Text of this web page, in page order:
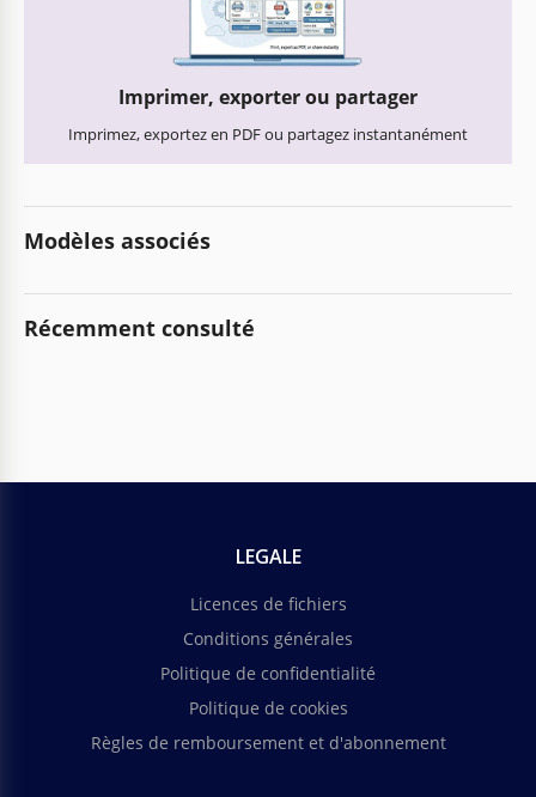
Imprimer, exporter ou partager
Imprimez, exportez en PDF ou partagez instantanément
Modèles associés
Récemment consulté
LEGALE
Licences de fichiers
Conditions générales
Politique de confidentialité
Politique de cookies
Règles de remboursement et d'abonnement